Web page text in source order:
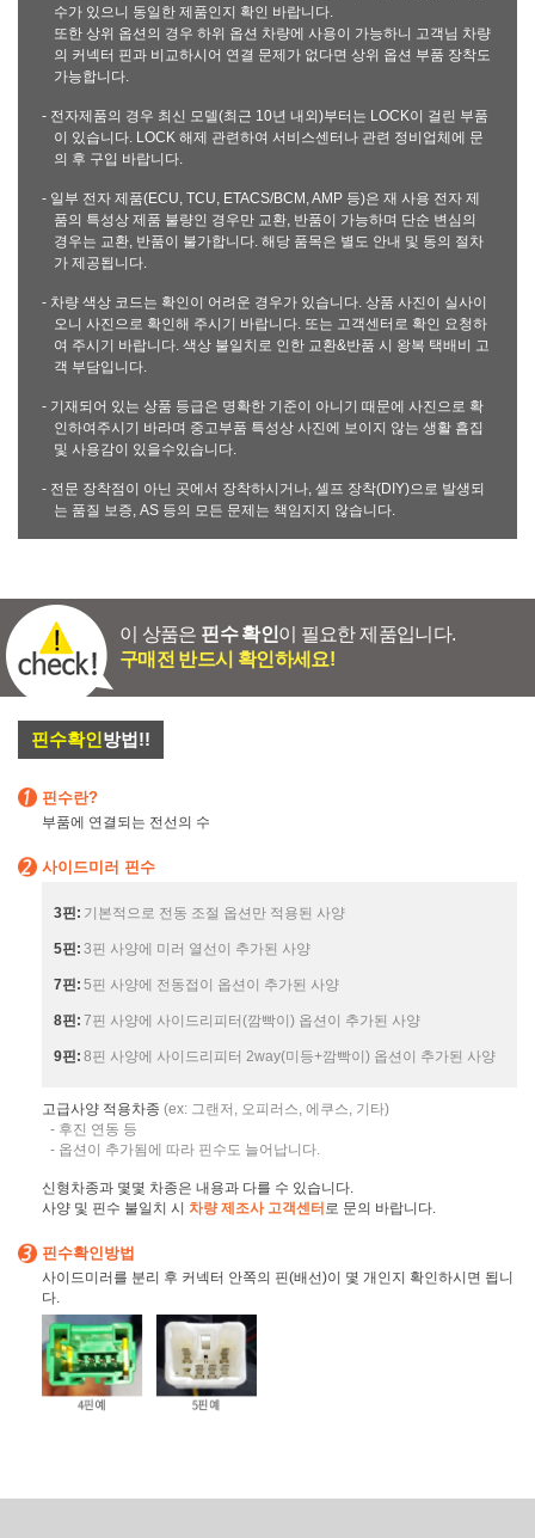
수가 있으니 동일한 제품인지 확인 바랍니다.
또한 상위 옵션의 경우 하위 옵션 차량에 사용이 가능하니 고객님 차량
의 커넥터 핀과 비교하시어 연결 문제가 없다면 상위 옵션 부품 장착도
가능합니다.
- 전자제품의 경우 최신 모델(최근 10년 내외)부터는 LOCK이 걸린 부품
이 있습니다. LOCK 해제 관련하여 서비스센터나 관련 정비업체에 문
의 후 구입 바랍니다.
- 일부 전자 제품(ECU, TCU, ETACS/BCM, AMP 등)은 재 사용 전자 제
품의 특성상 제품 불량인 경우만 교환, 반품이 가능하며 단순 변심의
경우는 교환, 반품이 불가합니다. 해당 품목은 별도 안내 및 동의 절차
가 제공됩니다.
- 차량 색상 코드는 확인이 어려운 경우가 있습니다. 상품 사진이 실사이
오니 사진으로 확인해 주시기 바랍니다. 또는 고객센터로 확인 요청하
여 주시기 바랍니다. 색상 불일치로 인한 교환&반품 시 왕복 택배비 고
객 부담입니다.
- 기재되어 있는 상품 등급은 명확한 기준이 아니기 때문에 사진으로 확
인하여주시기 바라며 중고부품 특성상 사진에 보이지 않는 생활 흠집
및 사용감이 있을수있습니다.
- 전문 장착점이 아닌 곳에서 장착하시거나, 셀프 장착(DIY)으로 발생되
는 품질 보증, AS 등의 모든 문제는 책임지지 않습니다.
이 상품은 핀수 확인이 필요한 제품입니다.
구매전 반드시 확인하세요!
핀수확인방법!!
핀수란?
부품에 연결되는 전선의 수
사이드미러 핀수
3핀: 기본적으로 전동 조절 옵션만 적용된 사양
5핀: 3핀 사양에 미러 열선이 추가된 사양
7핀: 5핀 사양에 전동접이 옵션이 추가된 사양
8핀: 7핀 사양에 사이드리피터(깜빡이) 옵션이 추가된 사양
9핀: 8핀 사양에 사이드리피터 2way(미등+깜빡이) 옵션이 추가된 사양
고급사양 적용차종 (ex: 그랜저, 오피러스, 에쿠스, 기타)
- 후진 연동 등
- 옵션이 추가됨에 따라 핀수도 늘어납니다.
신형차종과 몇몇 차종은 내용과 다를 수 있습니다.
사양 및 핀수 불일치 시 차량 제조사 고객센터 로 문의 바랍니다.
핀수확인방법
사이드미러를 분리 후 커넥터 안쪽의 핀(배선)이 몇 개인지 확인하시면 됩니
다.